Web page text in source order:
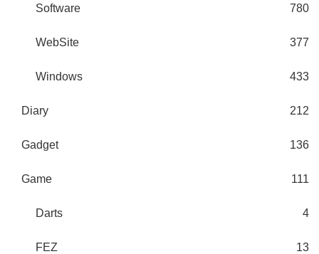
Software 780
WebSite 377
Windows 433
Diary 212
Gadget 136
Game 111
Darts 4
FEZ 13